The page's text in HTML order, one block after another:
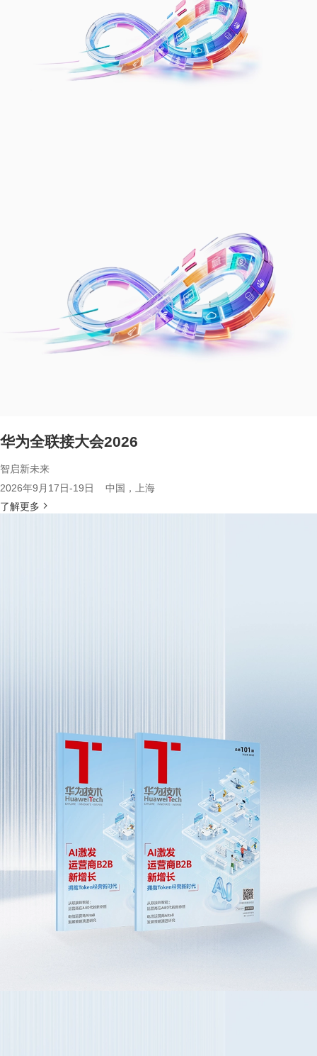
华为全联接大会2026
智启新未来
2026年9月17日-19日 中国，上海
了解更多